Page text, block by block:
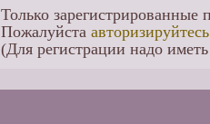
Только зарегистрированные
Пожалуйстаавторизируйтесь
(Для регистрации надо